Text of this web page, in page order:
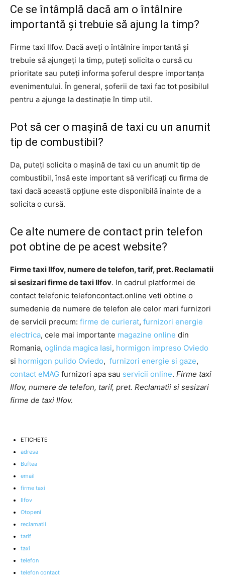
Ce se întâmplă dacă am o întâlnire
importantă și trebuie să ajung la timp?
Firme taxi Ilfov. Dacă aveți o întâlnire importantă și
trebuie să ajungeți la timp, puteți solicita o cursă cu
prioritate sau puteți informa șoferul despre importanța
evenimentului. În general, șoferii de taxi fac tot posibilul
pentru a ajunge la destinație în timp util.
Pot să cer o mașină de taxi cu un anumit
tip de combustibil?
Da, puteți solicita o mașină de taxi cu un anumit tip de
combustibil, însă este important să verificați cu firma de
taxi dacă această opțiune este disponibilă înainte de a
solicita o cursă.
Ce alte numere de contact prin telefon
pot obtine de pe acest website?
Firme taxi Ilfov, numere de telefon, tarif, pret. Reclamatii
si sesizari firme de taxi Ilfov. In cadrul platformei de
contact telefonic telefoncontact.online veti obtine o
sumedenie de numere de telefon ale celor mari furnizori
de servicii precum: firme de curierat, furnizori energie
electrica, cele mai importante magazine online din
Romania, oglinda magica Iasi, hormigon impreso Oviedo
si hormigon pulido Oviedo, furnizori energie si gaze,
contact eMAG furnizori apa sau servicii online. Firme taxi
Ilfov, numere de telefon, tarif, pret. Reclamatii si sesizari
firme de taxi Ilfov.
ETICHETE
adresa
Buftea
email
firme taxi
Ilfov
Otopeni
reclamatii
tarif
taxi
telefon
telefon contact